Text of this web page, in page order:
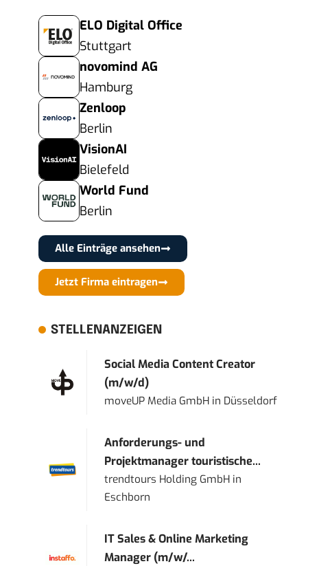
ELO Digital Office
Stuttgart
novomind AG
Hamburg
Zenloop
Berlin
VisionAI
Bielefeld
World Fund
Berlin
Alle Einträge ansehen
Jetzt Firma eintragen
STELLENANZEIGEN
Social Media Content Creator
(m/w/d)
moveUP Media GmbH in Düsseldorf
Anforderungs- und
Projektmanager touristische...
trendtours Holding GmbH in
Eschborn
IT Sales & Online Marketing
Manager (m/w/...